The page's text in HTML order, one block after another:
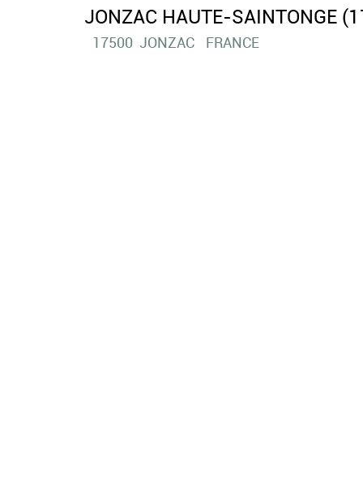
JONZAC HAUTE-SAINTONGE
17500 JONZAC FRANCE